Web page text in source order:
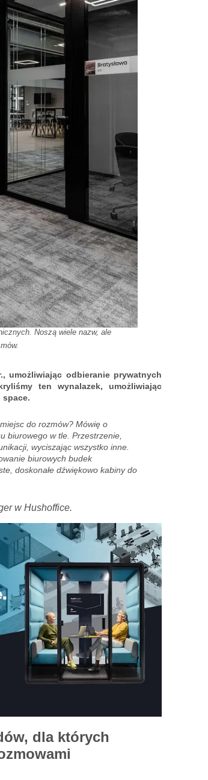
Noszą wiele nazw, ale
umożliwiając odbieranie prywatnych
ten wynalazek, umożliwiając
space.
do rozmów? Mówię o
biurowego w tle. Przestrzenie,
wyciszając wszystko inne.
biurowych budek
doskonałe dźwiękowo kabiny do
w Hushoffice.
dla których